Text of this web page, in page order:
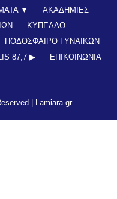
▼
ΑΚΑΔΗΜΙΕΣ
ΚΥΠΕΛΛΟ
ΠΟΔΟΣΦΑΙΡΟ ΓΥΝΑΙΚΩΝ
87,7 ▶︎ ΕΠΙΚΟΙΝΩΝΊΑ
| Lamiara.gr